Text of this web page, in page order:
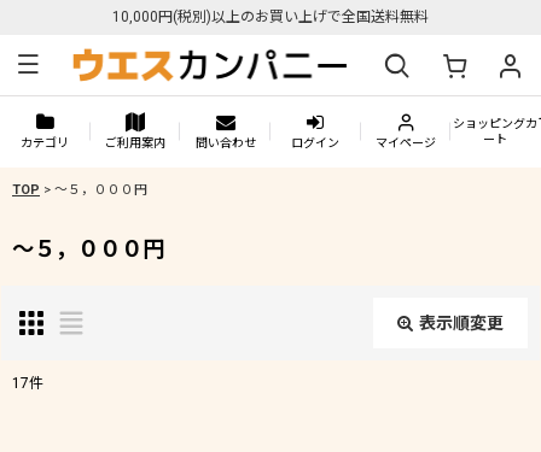
10,000円(税別)以上のお買い上げで全国送料無料
カテゴリ ご利用案内 問い合わせ ログイン マイページ
ショッピングカ
ート
TOP > 〜５，０００円
〜５，０００円
表示順変更
17件